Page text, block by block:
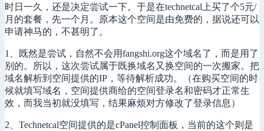
时日一久，还是决定尝试一下。于是在technetcal上买了个5元/
月的套餐，先一个月。原本这个空间是由免费的，据说还可以
申请神马的，不甚明了。
1、既然是尝试，自然不会用fangshi.org这个域名了，而是用了
别的。所以，这次尝试属于既换域名又换空间的一次搬家。把
域名解析到空间提供的IP，等待解析成功。（在购买空间的时
候就填写域名，空间提供商给的空间登录名和密码才正常生
效，而我当初就没填写，结果麻烦对方修改了登录信息）
2、Technetcal空间提供的是cPanel控制面板，当前的这个则是